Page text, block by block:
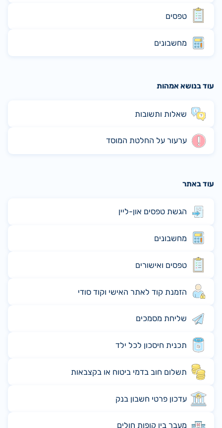
טפסים
מחשבונים
עוד בנושא אמהות
שאלות ותשובות
ערעור על החלטת המוסד
עוד באתר
הגשת טפסים און-ליין
מחשבונים
טפסים ואישורים
הזמנת קוד לאתר האישי וקוד סודי
שליחת מסמכים
תכנית חיסכון לכל ילד
תשלום חוב בדמי ביטוח או בקצבאות
עדכון פרטי חשבון בנק
מעבר בין קופות חולים